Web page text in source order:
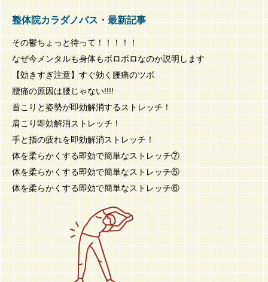
整体院カラダノバス・最新記事
その鬱ちょっと待って！！！！！
なぜ今メンタルも身体もボロボロなのか説明します
【効きすぎ注意】すぐ効く腰痛のツボ
腰痛の原因は腰じゃない!!!!
首こりと姿勢が即効解消するストレッチ！
肩こり即効解消ストレッチ！
手と指の疲れを即効解消ストレッチ！
体を柔らかくする即効で簡単なストレッチ⑦
体を柔らかくする即効で簡単なストレッチ⑤
体を柔らかくする即効で簡単なストレッチ⑥